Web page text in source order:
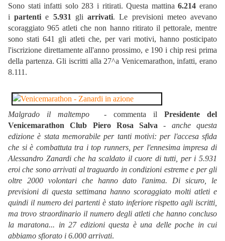
Sono stati infatti solo 283 i ritirati. Questa mattina6.214 erano
ipartenti e 5.931 gliarrivati. Le previsioni meteo avevano
scoraggiato 965 atleti che non hanno ritirato il pettorale, mentre
sono stati 641 gli atleti che, per vari motivi, hanno posticipato
l'iscrizione direttamente all'anno prossimo, e 190 i chip resi prima
della partenza. Gli iscritti alla 27^a Venicemarathon, infatti, erano
8.111.
Malgrado il maltempo  - commenta il Presidente del
Venicemarathon Club Piero Rosa Salva - anche questa
edizione è stata memorabile per tanti motivi: per l'accesa sfida
che si è combattuta tra i top runners, per l'ennesima impresa di
Alessandro Zanardi che ha scaldato il cuore di tutti, per i 5.931
eroi che sono arrivati al traguardo in condizioni estreme e per gli
oltre 2000 volontari che hanno dato l'anima. Di sicuro, le
previsioni di questa settimana hanno scoraggiato molti atleti e
quindi il numero dei partenti è stato inferiore rispetto agli iscritti,
ma trovo straordinario il numero degli atleti che hanno concluso
la maratona... in 27 edizioni questa è una delle poche in cui
abbiamo sfiorato i 6.000 arrivati.